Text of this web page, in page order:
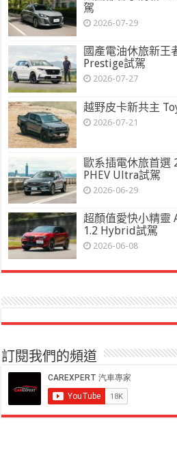
駕
2026-07-29
國產電油休旅新王
Prestige試駕
2026-07-27
越野皮卡新共主
2026-07-21
歐系插電休旅首選
PHEV Ultra試駕
2026-06-29
超顏值愛快小精靈
1.2 Hybrid試駕
2026-06-08
訂閱我們的頻道